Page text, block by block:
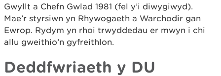
Gwyllt a Chefn Gwlad 1981 (fel y’i diwygiwyd).
Mae’r styrsiwn yn Rhywogaeth a Warchodir gan
Ewrop. Rydym yn rhoi trwyddedau er mwyn i chi
allu gweithio’n gyfreithlon.
Deddfwriaeth y DU